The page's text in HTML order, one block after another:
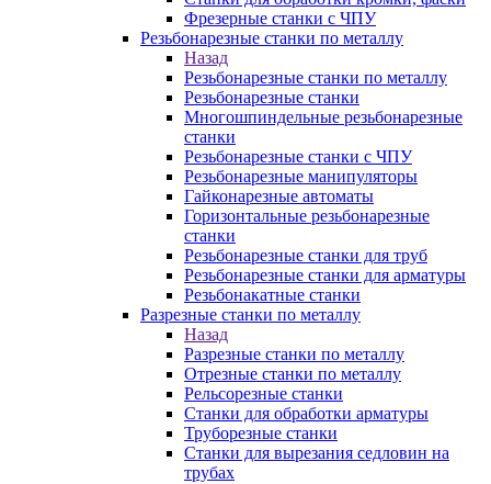
Фрезерные станки с ЧПУ
Резьбонарезные станки по металлу
Назад
Резьбонарезные станки по металлу
Резьбонарезные станки
Многошпиндельные резьбонарезные
станки
Резьбонарезные станки с ЧПУ
Резьбонарезные манипуляторы
Гайконарезные автоматы
Горизонтальные резьбонарезные
станки
Резьбонарезные станки для труб
Резьбонарезные станки для арматуры
Резьбонакатные станки
Разрезные станки по металлу
Назад
Разрезные станки по металлу
Отрезные станки по металлу
Рельсорезные станки
Станки для обработки арматуры
Труборезные станки
Станки для вырезания седловин на
трубаx